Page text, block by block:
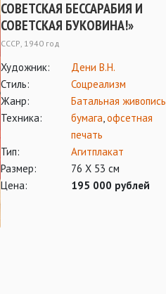
СОВЕТСКАЯ БЕССАРАБИЯ И
СОВЕТСКАЯ БУКОВИНА!»
СССР, 1940 год
Художник:
Дени В.Н.
Стиль:
Соцреализм
Жанр:
Батальная живопись
Техника:
бумага,офсетная
печать
Тип:
Агитплакат
Размер:
76 Х 53 см
Цена:
195 000 рублей